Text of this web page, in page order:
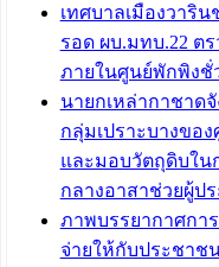
เทศบาลเมืองวาริ
รอด ผบ.มทบ.22 ต
ภายในศูนย์พักพิงชั่
นายกเหล่ากาชาด
กลุ่มเปราะบางขอ
และมอบวัตถุดิบใน
กลางอาสาช่วยผู้ป
ภาพบรรยากาศกา
จ่ายให้กับประชาช